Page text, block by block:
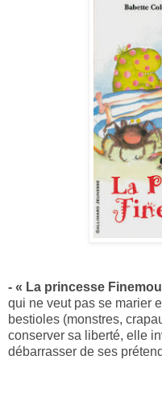
- « La princesse
qui ne veut pas se marier
bestioles (monstres,
conserver sa liberté, elle
débarrasser de ses